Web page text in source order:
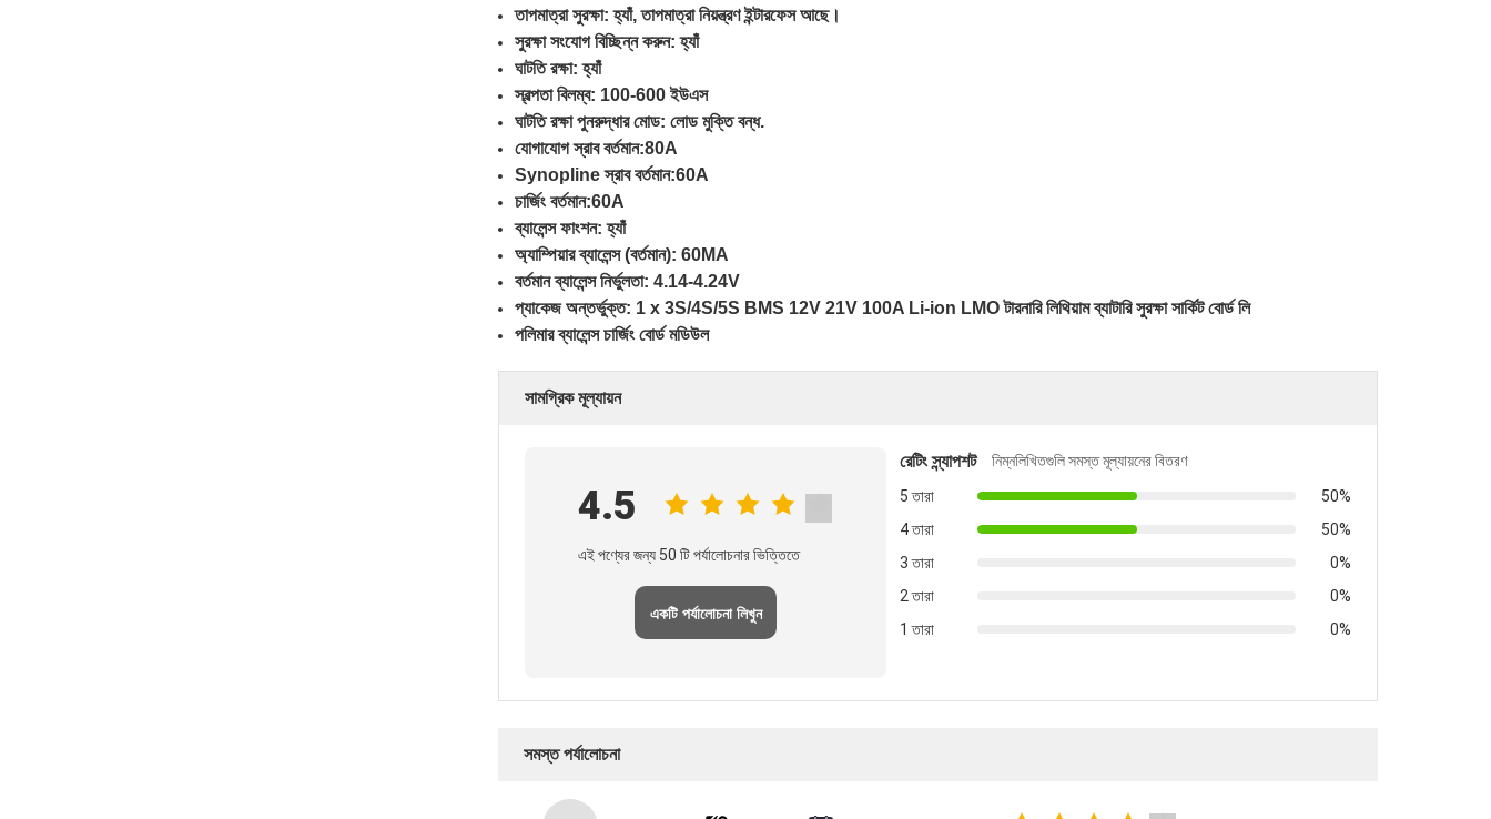
তাপমাত্রা সুরক্ষা: হ্যাঁ, তাপমাত্রা নিয়ন্ত্রণ ইন্টারফেস আছে।
সুরক্ষা সংযোগ বিচ্ছিন্ন করুন: হ্যাঁ
ঘাটতি রক্ষা: হ্যাঁ
স্বল্পতা বিলম্ব: 100-600 ইউএস
ঘাটতি রক্ষা পুনরুদ্ধার মোড: লোড মুক্তি বন্ধ.
যোগাযোগ স্রাব বর্তমান:80A
Synopline স্রাব বর্তমান:60A
চার্জিং বর্তমান:60A
ব্যালেন্স ফাংশন: হ্যাঁ
অ্যাম্পিয়ার ব্যালেন্স (বর্তমান): 60MA
বর্তমান ব্যালেন্স নির্ভুলতা: 4.14-4.24V
প্যাকেজ অন্তর্ভুক্ত: 1 x 3S/4S/5S BMS 12V 21V 100A Li-ion LMO টারনারি লিথিয়াম ব্যাটারি সুরক্ষা সার্কিট বোর্ড লি
পলিমার ব্যালেন্স চার্জিং বোর্ড মডিউল
সামগ্রিক মূল্যায়ন
4.5
এই পণ্যের জন্য 50 টি পর্যালোচনার ভিত্তিতে
একটি পর্যালোচনা লিখুন
রেটিং স্ন্যাপশট
নিম্নলিখিতগুলি সমস্ত মূল্যায়নের বিতরণ
5 তারা
50%
4 তারা
50%
3 তারা
0%
2 তারা
0%
1 তারা
0%
সমস্ত পর্যালোচনা